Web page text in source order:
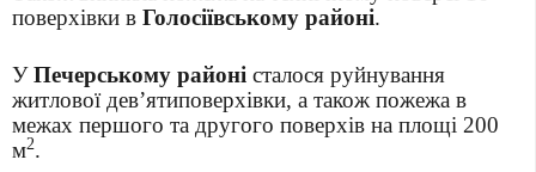
поверхівки в Голосіївському районі.
УПечерському районі сталося руйнування
житлової дев’ятиповерхівки, а також пожежа в
межах першого та другого поверхів на площі 200
м2.